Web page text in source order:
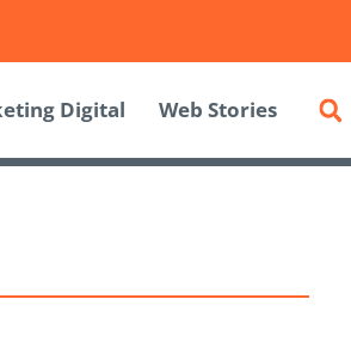
Digital Web Stories